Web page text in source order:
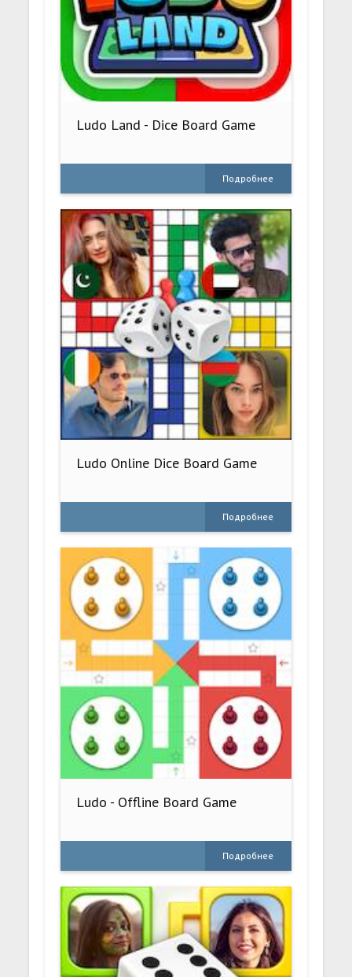
Ludo Land - Dice Board Game
Подробнее
Ludo Online Dice Board Game
Подробнее
Ludo - Offline Board Game
Подробнее